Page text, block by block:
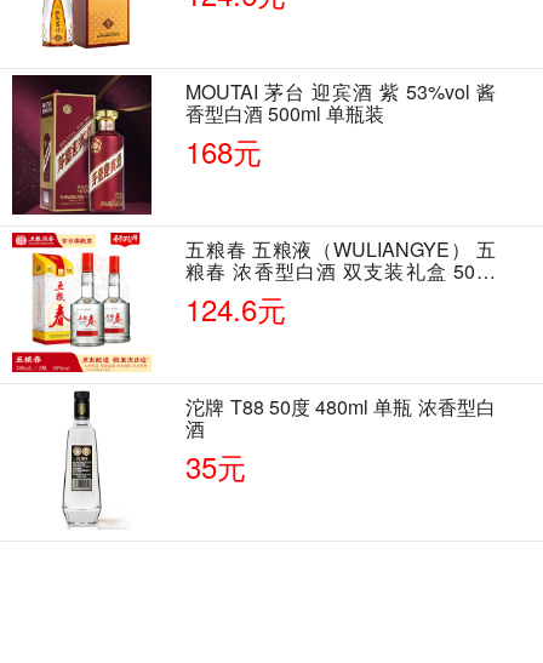
MOUTAI 茅台 迎宾酒 紫 53%vol 酱
香型白酒 500ml 单瓶装
168元
五粮春 五粮液（WULIANGYE） 五
粮春 浓香型白酒 双支装礼盒 50度
500ml*2瓶 含酒具
124.6元
沱牌 T88 50度 480ml 单瓶 浓香型白
酒
35元